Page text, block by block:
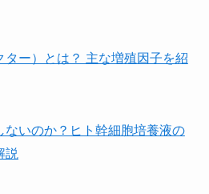
ー）とは？ 主な増殖因子を紹
いのか？ヒト幹細胞培養液の
説